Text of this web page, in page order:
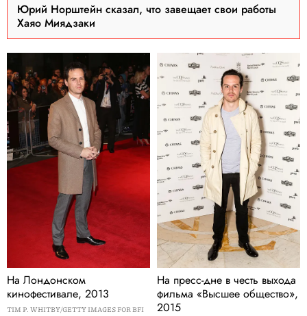
Юрий Норштейн сказал, что завещает свои работы
Хаяо Миядзаки
На Лондонском
кинофестивале, 2013
TIM P. WHITBY/GETTY IMAGES FOR BFI
На пресс-дне в честь выхода
фильма «Высшее общество»,
2015